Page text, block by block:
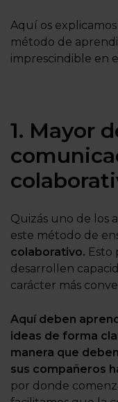
Aquí os explicamos
método de
imprescindible en
1. Mayor
Quizás uno de los
este método de
colaborativo. Esto
desarrollen
carácter más
Aquí deben
ideas de forma
manera que
sus compañeros
por donde